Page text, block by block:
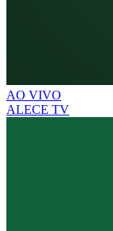
AO VIVO
ALECE TV